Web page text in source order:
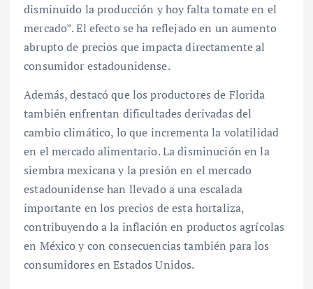
disminuido la producción y hoy falta tomate en el
mercado”. El efecto se ha reflejado en un aumento
abrupto de precios que impacta directamente al
consumidor estadounidense.
Además, destacó que los productores de Florida
también enfrentan dificultades derivadas del
cambio climático, lo que incrementa la volatilidad
en el mercado alimentario. La disminución en la
siembra mexicana y la presión en el mercado
estadounidense han llevado a una escalada
importante en los precios de esta hortaliza,
contribuyendo a la inflación en productos agrícolas
en México y con consecuencias también para los
consumidores en Estados Unidos.